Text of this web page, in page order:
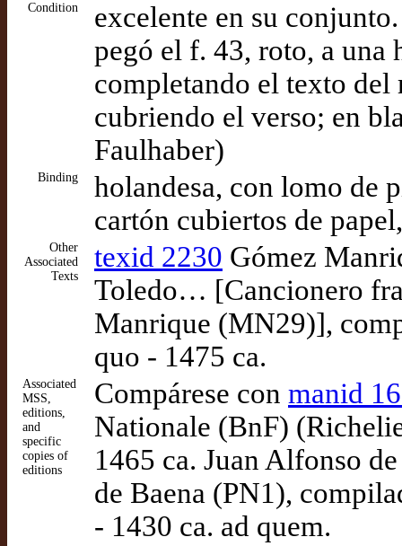
Condition
excelente en su
pegó el f. 43, roto, a una
completando el texto del
cubriendo el verso; en
Faulhaber)
Binding
holandesa, con lomo de
cartón cubiertos de
Other
Associated
Texts
texid 2230 Gómez
Toledo… [Cancionero
Manrique (MN29)],
quo - 1475 ca.
Associated
MSS,
editions,
and
specific
copies of
editions
Compárese con manid
Nationale (BnF)
1465 ca. Juan Alfonso
de Baena (PN1),
- 1430 ca. ad quem.